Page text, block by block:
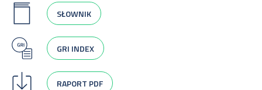
SŁOWNIK
GRI INDEX
RAPORT PDF